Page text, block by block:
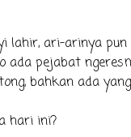
lahir, ari-arinya
pejabat
bahkan ada
hari ini?